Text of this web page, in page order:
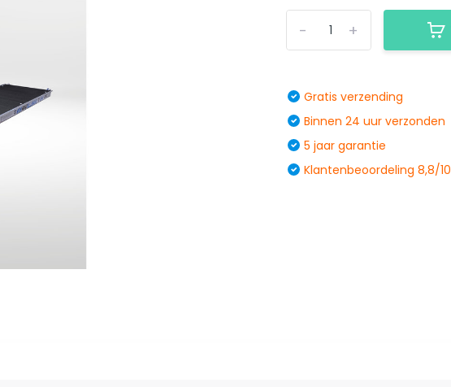
+
-
Gratis verzending
Binnen 24 uur verzonden
5 jaar garantie
Klantenbeoordeling 8,8/10